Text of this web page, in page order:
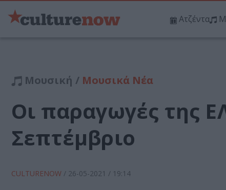
Ατζέντα
Μουσική / Μουσικά Νέα
Οι παραγωγές της
Σεπτέμβριο
CULTURENOW / 26-05-2021 / 19:14